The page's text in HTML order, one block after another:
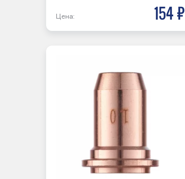
Цена: 154 р